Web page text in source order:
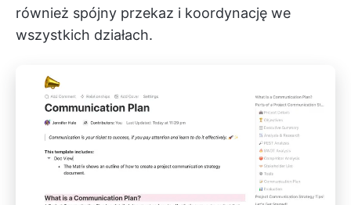
również spójny przekaz i koordynację we
wszystkich działach.